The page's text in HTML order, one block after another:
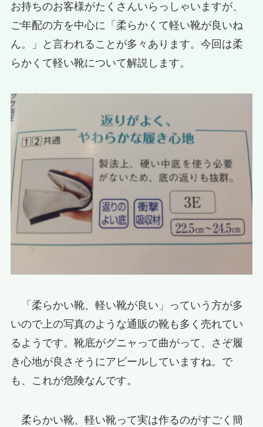
お持ちのお客様がたくさんいらっしゃいますが、
ご年配の方を中心に「柔らかくて軽い靴が良いね
ん。」と言われることが多々あります。今回は柔
らかくて軽い靴について解説します。
「柔らかい靴、軽い靴が良い」っていう方が多
いので上の写真のような通販の靴も多く売れてい
るようです。靴底がグニャって曲がって、さぞ履
き心地が良さそうにアピールしていますね。で
も、これが危険なんです。
柔らかい靴、軽い靴って実は作るのがすごく簡